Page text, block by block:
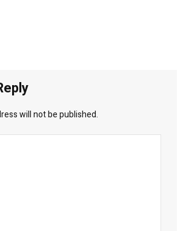
will not be published.